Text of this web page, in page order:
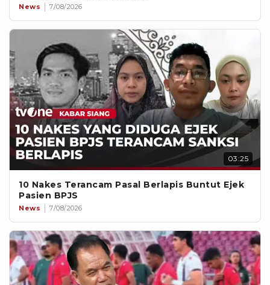
News 7/08/2026
03:25
10 Nakes Terancam Pasal Berlapis Buntut Ejek
Pasien BPJS
News 7/08/2026